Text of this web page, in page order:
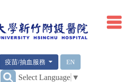
疫苗/抽血服務 EN
::: Select Language ▼